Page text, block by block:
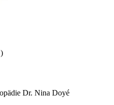
)
Dr. Nina Doyé